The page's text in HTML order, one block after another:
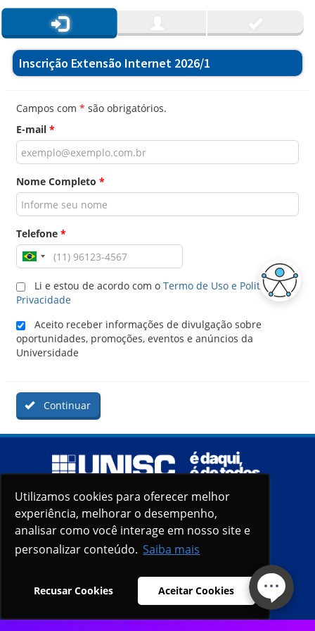
Utilizamos cookies para oferecer melhor
experiência, melhorar o desempenho,
analisar como você interage em nosso site e
personalizar conteúdo. Saiba mais
Recusar Cookies Aceitar Cookies
Utilizamos cookies para oferecer melhor
experiência, melhorar o desempenho,
analisar como você interage em nosso site e
personalizar conteúdo. Saiba mais
Recusar Cookies Aceitar Cookies
Inscrição Extensão Internet 2026/1
Campos com * são obrigatórios.
E-mail *
Nome Completo *
Telefone *
Li e estou de acordo com o Termo de Uso e Politica de
Privacidade
Aceito receber informações de divulgação sobre
oportunidades, promoções, eventos e anúncios da
Universidade
Continuar